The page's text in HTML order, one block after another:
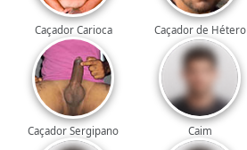
Caçador Carioca Caçador de Hétero
Caçador Sergipano Caim